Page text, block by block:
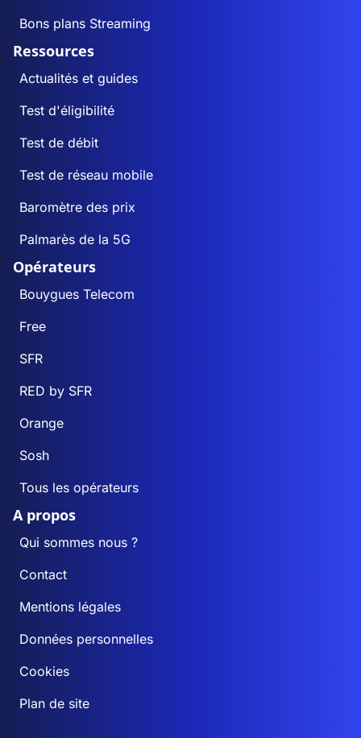
Bons plans Streaming
Ressources
Actualités et guides
Test d'éligibilité
Test de débit
Test de réseau mobile
Baromètre des prix
Palmarès de la 5G
Opérateurs
Bouygues Telecom
Free
SFR
RED by SFR
Orange
Sosh
Tous les opérateurs
A propos
Qui sommes nous ?
Contact
Mentions légales
Données personnelles
Cookies
Plan de site